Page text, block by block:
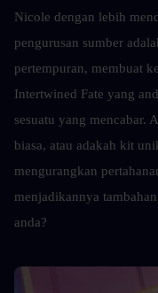
Nicole dengan lebih
pengurusan sumber
pertempuran, membuat
Intertwined Fate yang
sesuatu yang mencabar.
biasa, atau adakah kit
mengurangkan
menjadikannya
anda?